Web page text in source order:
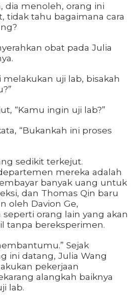
dia menoleh, orang ini
tidak tahu bagaimana cara
obat pada Julia
melakukan uji lab, bisakah
“Kamu ingin uji lab?”
“Bukankah ini proses
sedikit terkejut.
mereka adalah
banyak uang untuk
dan Thomas Qin baru
oleh Davion Ge,
orang lain yang akan
tanpa bereksperimen.
Sejak
ini datang, Julia Wang
pekerjaan
alangkah baiknya
lab.